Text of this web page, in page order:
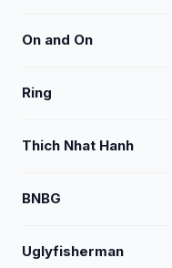
On and On
Ring
Thich Nhat Hanh
BNBG
Uglyfisherman